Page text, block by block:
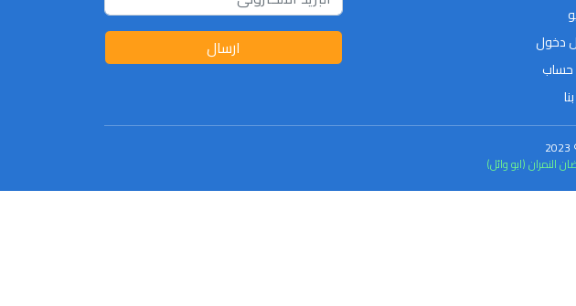
دخول
حساب
ارسال
النمران (ابو وائل)